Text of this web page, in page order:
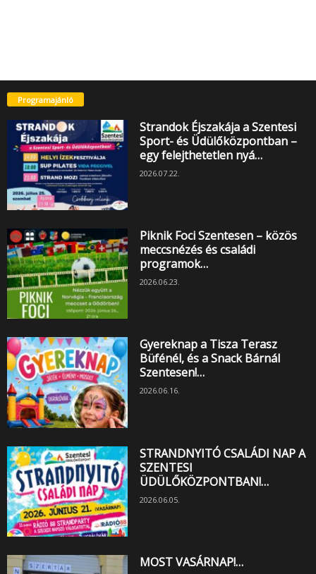
Programajánló
Strandok Éjszakája a Szentesi
Sport- és Üdülőközpontban –
egy felejthetetlen nyá…
2026.07.22.
Piknik Foci Szentesen – közös
meccsnézés és családi
programok…
2026.06.23.
Gyereknap a Tisza Terasz
Büfénél, és a Snack Bárnál
Szentesen!…
2026.06.16.
STRANDNYITÓ CSALÁDI NAP A
SZENTESI
ÜDÜLŐKÖZPONTBAN!…
2026.06.05.
MOST VASÁRNAP!…